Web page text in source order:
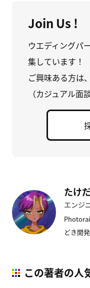
Join Us !
ウエディングパ
集しています！
ご興味ある方は
（カジュアル面
たけ
エンジ
どき開
この著者の人